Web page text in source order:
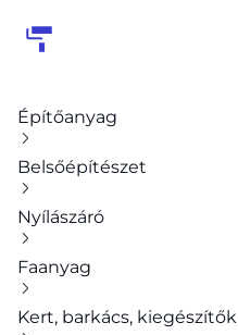
Építőanyag
Belsőépítészet
Nyílászáró
Faanyag
Kert, barkács, kiegészítők